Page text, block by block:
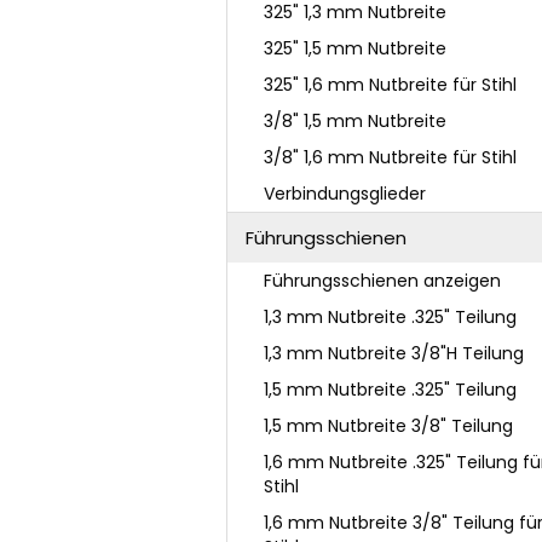
325" 1,3 mm Nutbreite
325" 1,5 mm Nutbreite
325" 1,6 mm Nutbreite für Stihl
3/8" 1,5 mm Nutbreite
3/8" 1,6 mm Nutbreite für Stihl
Verbindungsglieder
Führungsschienen
Führungsschienen anzeigen
1,3 mm Nutbreite .325" Teilung
1,3 mm Nutbreite 3/8"H Teilung
1,5 mm Nutbreite .325" Teilung
1,5 mm Nutbreite 3/8" Teilung
1,6 mm Nutbreite .325" Teilung
Stihl
1,6 mm Nutbreite 3/8" Teilung für